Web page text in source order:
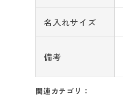
名入れサイズ
備考
関連カテゴリ：